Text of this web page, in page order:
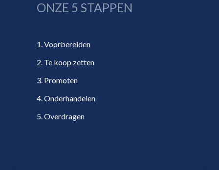
ONZE 5 STAPPEN
1. Voorbereiden
2. Te koop zetten
3. Promoten
4. Onderhandelen
5. Overdragen